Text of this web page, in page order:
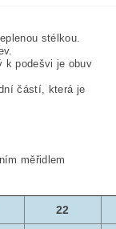
stélkou.
k podešvi je obuv
částí, která je
měřidlem
22